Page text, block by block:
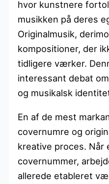
hvor kunstnere
musikken på deres
Originalmusik,
kompositioner, der
tidligere værker.
interessant debat
og musikalsk
En af de mest
covernumre og
kreative proces. Når
covernummer,
allerede etableret